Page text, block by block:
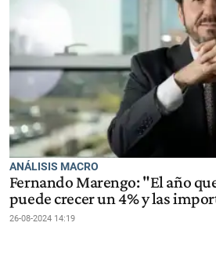
ANÁLISIS MACRO
Fernando Marengo: "El año
puede crecer un 4% y las
26-08-2024 14:19